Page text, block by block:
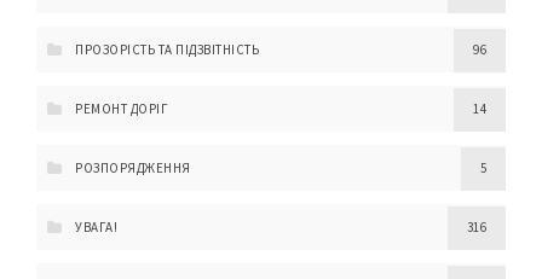
ПРОЗОРІСТЬ ТА ПІДЗВІТНІСТЬ 96
РЕМОНТ ДОРІГ 14
РОЗПОРЯДЖЕННЯ 5
УВАГА! 316